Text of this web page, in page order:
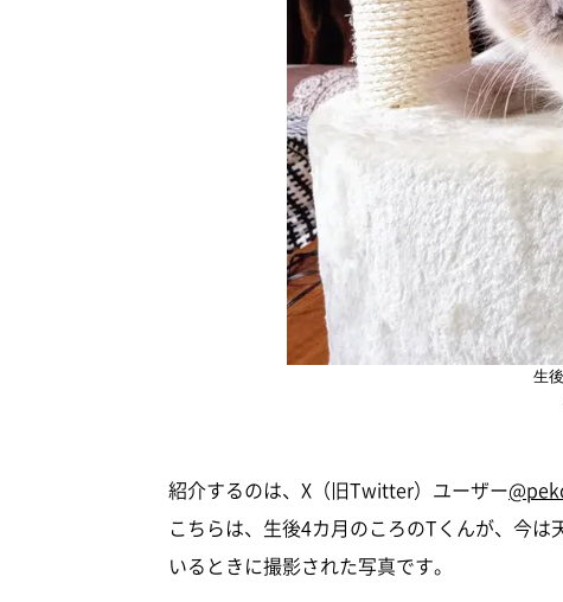
生
紹介するのは、X（旧Twitter）ユーザー
こちらは、生後4カ月のころのTくんが、今
いるときに撮影された写真です。